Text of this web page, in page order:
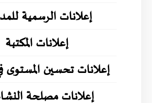
إعلانات الرسمية
إعلانات المكتبة
إعلانات تحسين المستوى
إعلانات مصلحة